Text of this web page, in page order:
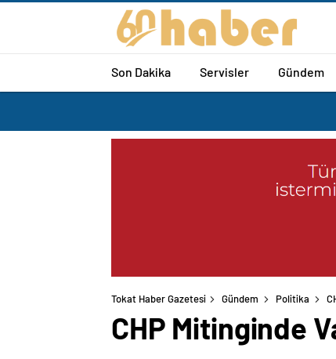
Son Dakika Servisler Gündem
Tokat Haber Gazetesi Gündem Politika
CHP Mitinginde